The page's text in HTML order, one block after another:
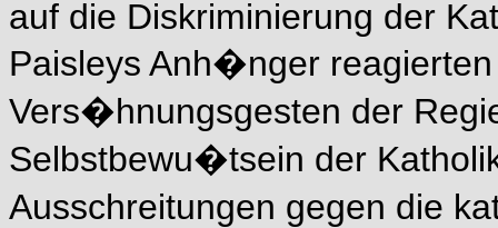
auf die Diskriminierung der
Paisleys Anh�nger
Vers�hnungsgesten der
Selbstbewu�tsein der
Ausschreitungen gegen die